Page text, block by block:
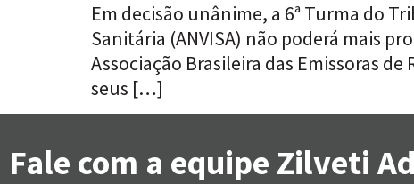
Em decisão unânime, a 6ª Turma do
Sanitária (ANVISA) não poderá mais
Associação Brasileira das Emissoras
seus […]
Fale com a equipe Zilveti